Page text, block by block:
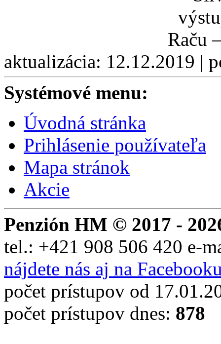
aktualizácia: 12.12.2019 |
Systémové menu:
Úvodná stránka
Prihlásenie používateľa
Mapa stránok
Akcie
Penzión HM © 2017 -
tel.: +421 908 506 420 e-
nájdete nás aj na
počet prístupov od
počet prístupov dnes: 878